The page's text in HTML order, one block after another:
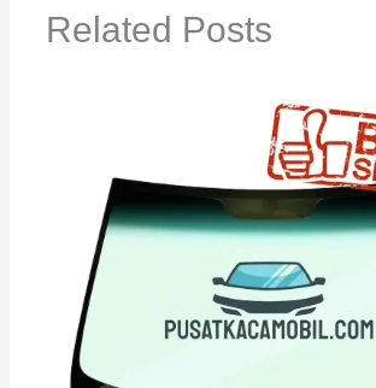
Related Posts